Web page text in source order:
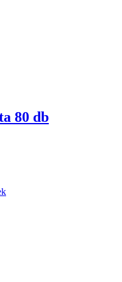
80 db